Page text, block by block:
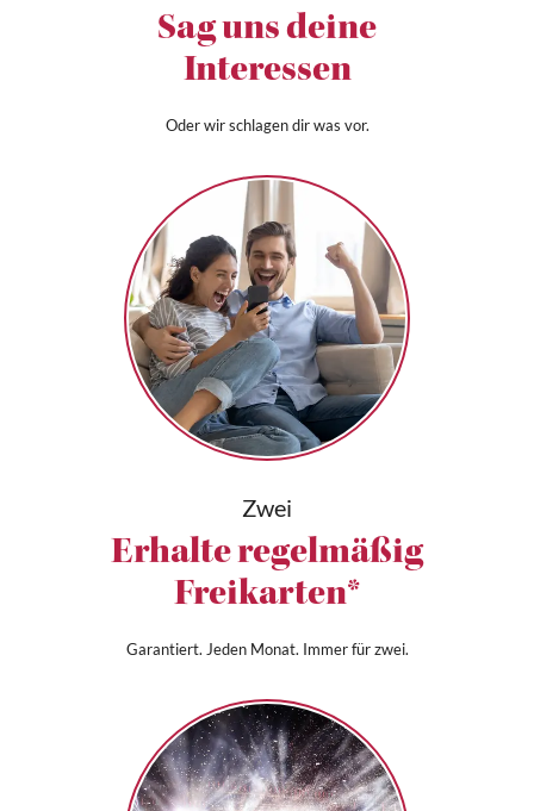
Sag uns deine
Interessen
Oder wir schlagen dir was vor.
Zwei
Erhalte regelmäßig
Freikarten*
Garantiert. Jeden Monat. Immer für zwei.